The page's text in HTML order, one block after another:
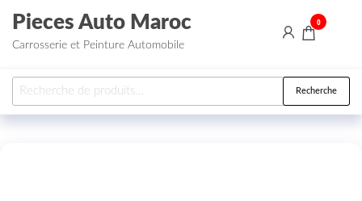
Aller au contenu
Pieces Auto Maroc
Carrosserie et Peinture Automobile
0
Recherche pour : Recherche